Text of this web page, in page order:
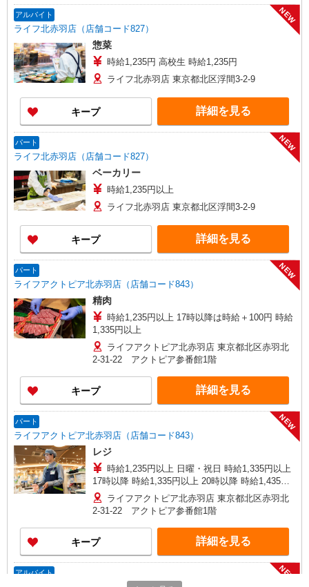
アルバイト
ライフ北赤羽店（店舗コード827）
NEW
惣菜
時給1,235円 高校生 時給1,235円
ライフ北赤羽店 東京都北区浮間3-2-9
キープ 詳細を見る
パート
ライフ北赤羽店（店舗コード827）
NEW
ベーカリー
時給1,235円以上
ライフ北赤羽店 東京都北区浮間3-2-9
キープ 詳細を見る
パート
ライフアクトピア北赤羽店（店舗コード843）
NEW
精肉
時給1,235円以上 17時以降は時給＋100円 時給
1,335円以上
ライフアクトピア北赤羽店 東京都北区赤羽北
2-31-22 アクトピア参番館1階
キープ 詳細を見る
パート
ライフアクトピア北赤羽店（店舗コード843）
NEW
レジ
時給1,235円以上 日曜・祝日 時給1,335円以上
17時以降 時給1,335円以上 20時以降 時給1,435円
以上ライフアクトピア北赤羽店 東京都北区赤羽北
2-31-22 アクトピア参番館1階
キープ 詳細を見る
アルバイト NEW